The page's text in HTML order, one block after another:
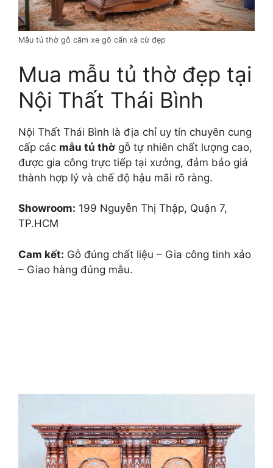
Mẫu tủ thờ gỗ căm xe gõ cẩn xà cừ đẹp
Mua mẫu tủ thờ đẹp tại
Nội Thất Thái Bình
Nội Thất Thái Bình là địa chỉ uy tín chuyên cung
cấp các mẫu tủ thờ gỗ tự nhiên chất lượng cao,
được gia công trực tiếp tại xưởng, đảm bảo giá
thành hợp lý và chế độ hậu mãi rõ ràng.
Showroom: 199 Nguyễn Thị Thập, Quận 7,
TP.HCM
Cam kết: Gỗ đúng chất liệu – Gia công tinh xảo
– Giao hàng đúng mẫu.